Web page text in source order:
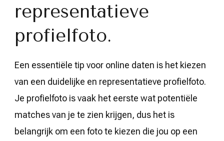
representatieve
profielfoto.
Een essentiële tip voor online daten is het kiezen
van een duidelijke en representatieve profielfoto.
Je profielfoto is vaak het eerste wat potentiële
matches van je te zien krijgen, dus het is
belangrijk om een foto te kiezen die jou op een